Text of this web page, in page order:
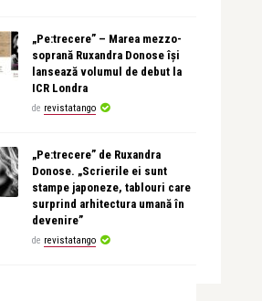
„Pe:trecere” – Marea mezzo-
soprană Ruxandra Donose își
lansează volumul de debut la
ICR Londra
de revistatango
„Pe:trecere” de Ruxandra
Donose. „Scrierile ei sunt
stampe japoneze, tablouri care
surprind arhitectura umană în
devenire”
de revistatango